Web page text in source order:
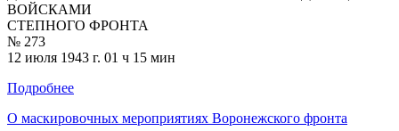
ВОЙСКАМИ
СТЕПНОГО ФРОНТА
№ 273
12 июля 1943 г. 01 ч 15 мин
Подробнее
О маскировочных мероприятиях Воронежского фронта